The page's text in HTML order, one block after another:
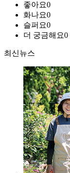
좋아요0
화나요0
슬퍼요0
더 궁금해요0
최신뉴스